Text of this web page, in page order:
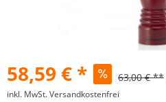
58,59 € * 63,00 € **
inkl. MwSt.Versandkostenfrei